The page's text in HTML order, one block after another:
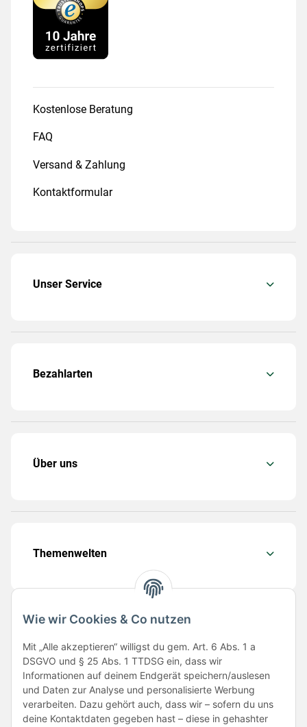
Wie wir Cookies & Co nutzen
Mit „Alle akzeptieren“ willigst du gem. Art. 6 Abs. 1 a
DSGVO und § 25 Abs. 1 TTDSG ein, dass wir
Informationen auf deinem Endgerät speichern/auslesen
und Daten zur Analyse und personalisierte Werbung
verarbeiten. Dazu gehört auch, dass wir – sofern du uns
deine Kontaktdaten gegeben hast – diese in gehashter
Kostenlose Beratung
FAQ
Versand & Zahlung
Kontaktformular
Unser Service
Bezahlarten
Über uns
Themenwelten
Folge uns